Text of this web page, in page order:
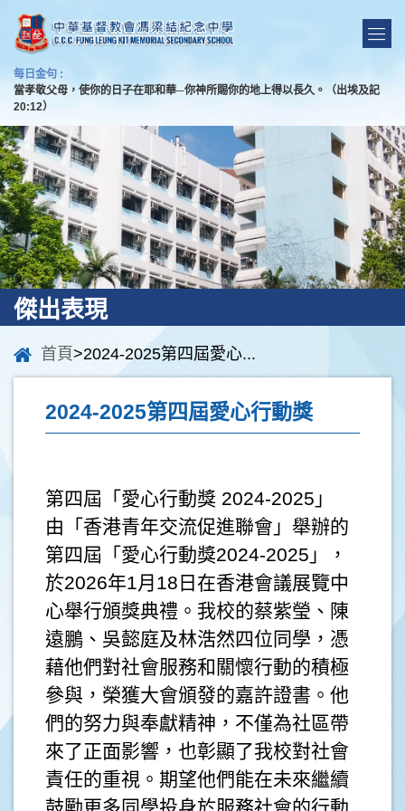
每日金句 :
當孝敬父母，使你的日子在耶和華─你神所賜你的地上得以長久。（出埃及記
20:12）
傑出表現
首頁>2024-2025第四屆愛心...
2024-2025第四屆愛心行動獎
第四屆「愛心行動獎 2024-2025」
由「香港青年交流促進聯會」舉辦的
第四屆「愛心行動獎2024-2025」，
於2026年1月18日在香港會議展覽中
心舉行頒獎典禮。我校的蔡紫瑩、陳
遠鵬、吳懿庭及林浩然四位同學，憑
藉他們對社會服務和關懷行動的積極
參與，榮獲大會頒發的嘉許證書。他
們的努力與奉獻精神，不僅為社區帶
來了正面影響，也彰顯了我校對社會
責任的重視。期望他們能在未來繼續